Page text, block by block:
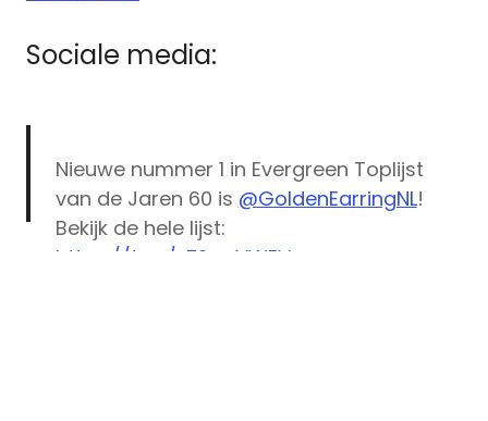
Sociale media:
Nieuwe nummer 1 in Evergreen Toplijst
van de Jaren 60 is @GoldenEarringNL!
Bekijk de hele lijst:
https://t.co/zZ2apVWEVz